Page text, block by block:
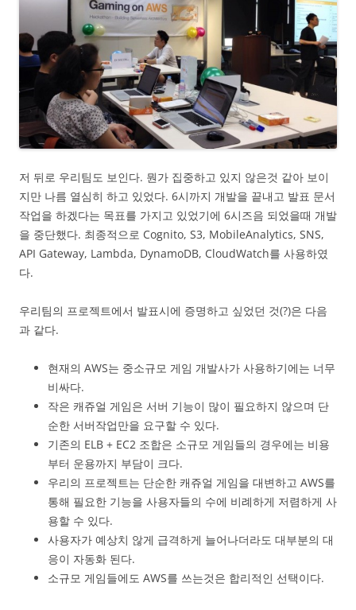
저 뒤로 우리팀도 보인다. 뭔가 집중하고 있지 않은것 같아 보이
지만 나름 열심히 하고 있었다. 6시까지 개발을 끝내고 발표 문서
작업을 하겠다는 목표를 가지고 있었기에 6시즈음 되었을때 개발
을 중단했다. 최종적으로 Cognito, S3, MobileAnalytics, SNS,
API Gateway, Lambda, DynamoDB, CloudWatch를 사용하였
다.
우리팀의 프로젝트에서 발표시에 증명하고 싶었던 것(?)은 다음
과 같다.
현재의 AWS는 중소규모 게임 개발사가 사용하기에는 너무
비싸다.
작은 캐쥬얼 게임은 서버 기능이 많이 필요하지 않으며 단
순한 서버작업만을 요구할 수 있다.
기존의 ELB + EC2 조합은 소규모 게임들의 경우에는 비용
부터 운용까지 부담이 크다.
우리의 프로젝트는 단순한 캐쥬얼 게임을 대변하고 AWS를
통해 필요한 기능을 사용자들의 수에 비례하게 저렴하게 사
용할 수 있다.
사용자가 예상치 않게 급격하게 늘어나더라도 대부분의 대
응이 자동화 된다.
소규모 게임들에도 AWS를 쓰는것은 합리적인 선택이다.